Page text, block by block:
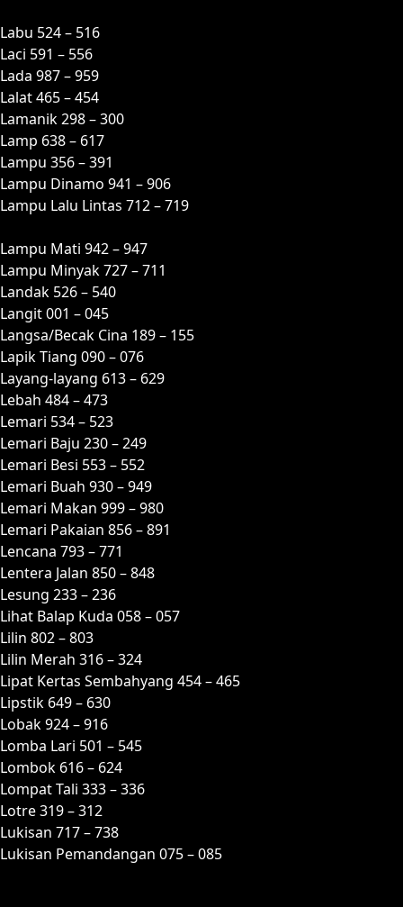
Labu 524 – 516
Laci 591 – 556
Lada 987 – 959
Lalat 465 – 454
Lamanik 298 – 300
Lamp 638 – 617
Lampu 356 – 391
Lampu Dinamo 941 – 906
Lampu Lalu Lintas 712 – 719
Lampu Mati 942 – 947
Lampu Minyak 727 – 711
Landak 526 – 540
Langit 001 – 045
Langsa/Becak Cina 189 – 155
Lapik Tiang 090 – 076
Layang-layang 613 – 629
Lebah 484 – 473
Lemari 534 – 523
Lemari Baju 230 – 249
Lemari Besi 553 – 552
Lemari Buah 930 – 949
Lemari Makan 999 – 980
Lemari Pakaian 856 – 891
Lencana 793 – 771
Lentera Jalan 850 – 848
Lesung 233 – 236
Lihat Balap Kuda 058 – 057
Lilin 802 – 803
Lilin Merah 316 – 324
Lipat Kertas Sembahyang 454 – 465
Lipstik 649 – 630
Lobak 924 – 916
Lomba Lari 501 – 545
Lombok 616 – 624
Lompat Tali 333 – 336
Lotre 319 – 312
Lukisan 717 – 738
Lukisan Pemandangan 075 – 085